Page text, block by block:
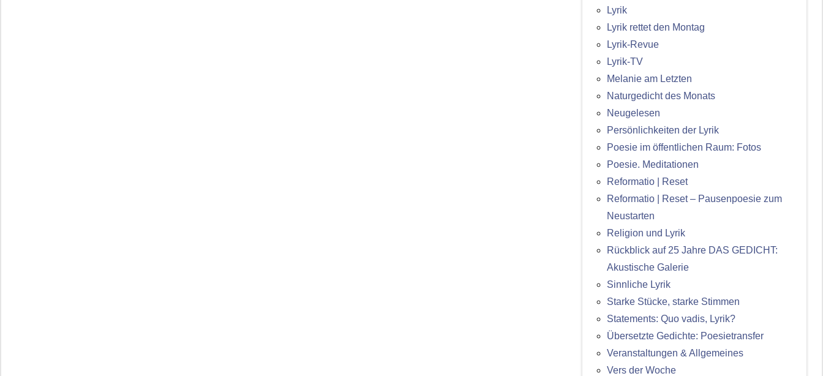
Lyrik
Lyrik rettet den Montag
Lyrik-Revue
Lyrik-TV
Melanie am Letzten
Naturgedicht des Monats
Neugelesen
Persönlichkeiten der Lyrik
Poesie im öffentlichen Raum: Fotos
Poesie. Meditationen
Reformatio | Reset
Reformatio | Reset – Pausenpoesie zum
Neustarten
Religion und Lyrik
Rückblick auf 25 Jahre DAS GEDICHT:
Akustische Galerie
Sinnliche Lyrik
Starke Stücke, starke Stimmen
Statements: Quo vadis, Lyrik?
Übersetzte Gedichte: Poesietransfer
Veranstaltungen & Allgemeines
Vers der Woche